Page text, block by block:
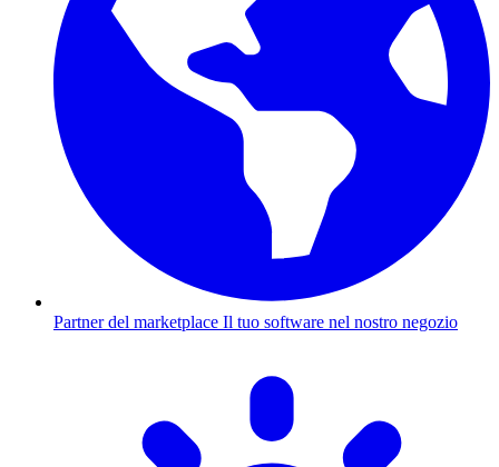
Partner del marketplace Il tuo software nel nostro negozio